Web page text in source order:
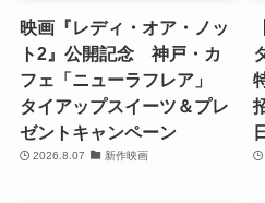
映画『レディ・オア・ノッ
ト2』公開記念 神戸・カ
フェ「ニューラフレア」
タイアップスイーツ＆プレ
ゼントキャンペーン
2026.8.07 新作映画